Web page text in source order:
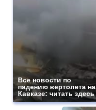
Все новости по
падению вертолета на
Кавказе: читать здесь